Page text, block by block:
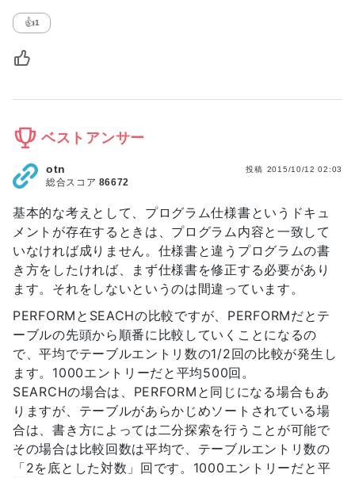
👍1
ベストアンサー
基本的な考えとして、プログラム仕様書というドキュ
メントが存在するときは、プログラム内容と一致して
いなければ成りません。仕様書と違うプログラムの書
き方をしたければ、まず仕様書を修正する必要があり
ます。それをしないというのは間違っています。
PERFORMとSEACHの比較ですが、PERFORMだとテ
ーブルの先頭から順番に比較していくことになるの
で、平均でテーブルエントリ数の1/2回の比較が発生し
ます。1000エントリーだと平均500回。
SEARCHの場合は、PERFORMと同じになる場合もあ
りますが、テーブルがあらかじめソートされている場
合は、書き方によっては二分探索を行うことが可能で
その場合は比較回数は平均で、テーブルエントリ数の
「2を底とした対数」回です。1000エントリーだと平
投稿 2015/10/12 02:03
otn
総合スコア 86672